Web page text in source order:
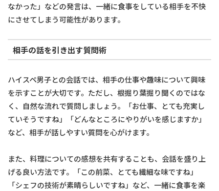
なかった」などの発言は、一緒に食事をしている相手を不快
にさせてしまう可能性があります。
相手の話を引き出す質問術
ハイスペ男子との会話では、相手の仕事や趣味について興味
を示すことが大切です。ただし、根掘り葉掘り聞くのではな
く、自然な流れで質問しましょう。「お仕事、とても充実し
ていそうですね」「どんなところにやりがいを感じますか」
など、相手が話しやすい質問を心がけます。
また、料理についての感想を共有することも、会話を盛り上
げる良い方法です。「この前菜、とても繊細な味ですね」
「シェフの技術が素晴らしいですね」など、一緒に食事を楽